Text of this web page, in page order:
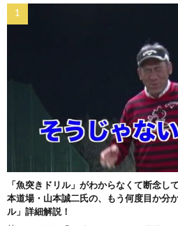
「魚突きドリル」がわからなくて断念し
本道場・山本誠二氏の、もう何度目か分
ル」詳細解説！